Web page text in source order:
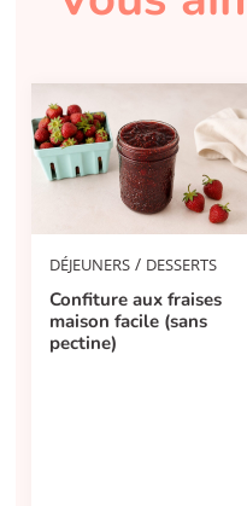
DÉJEUNERS / DESSERTS
Confiture aux fraises
maison facile (sans
pectine)